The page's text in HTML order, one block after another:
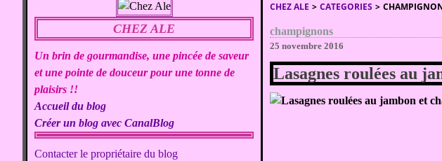
CHEZ ALE
Un brin de gourmandise, une pincée de saveur
et une pointe de douceur pour une tonne de
plaisirs !!
Accueil du blog
Créer un blog avec CanalBlog
Contacter le propriétaire du blog
CHEZ ALE > CATEGORIES >
champignons
25 novembre 2016
Lasagnes roulées au